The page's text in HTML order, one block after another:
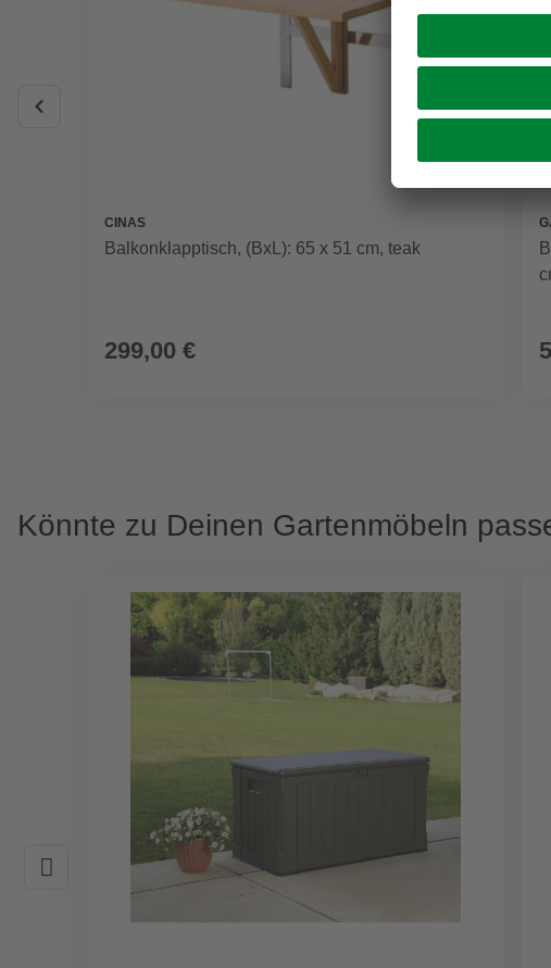
CINAS
Balkonklapptisch, (BxL): 65 x 51 cm, teak
299,00 €
Könnte zu Deinen Gartenmöbeln